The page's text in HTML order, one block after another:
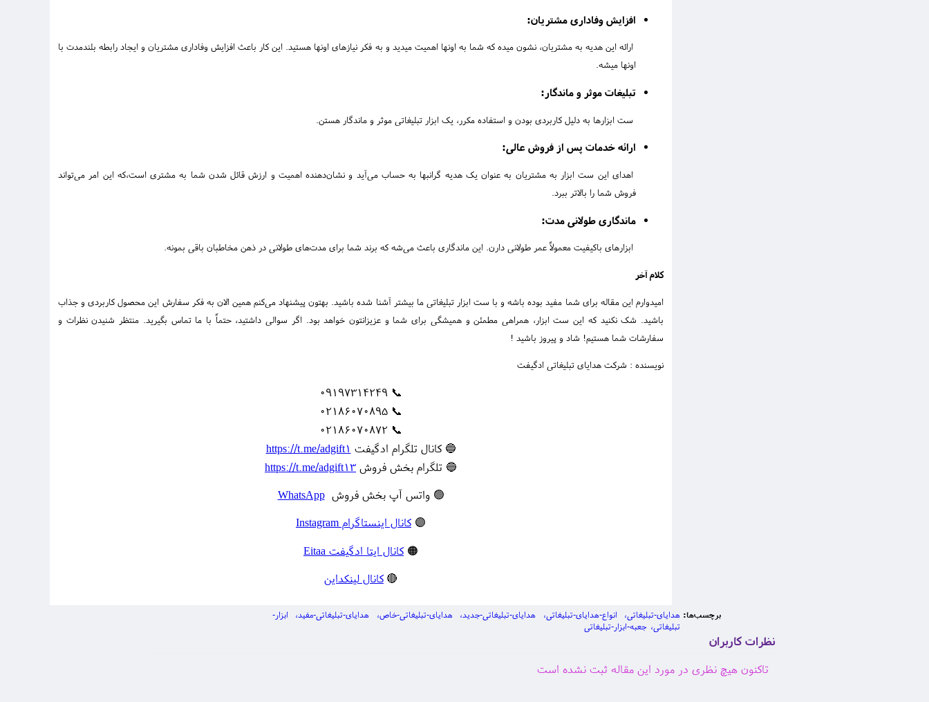
افزایش وفاداری مشتریان:
ارائه این هدیه به مشتریان، نشون میده که شما به اونها اهمیت میدید و به فکر نیازهای اونها هستید. این کار باعث افزایش وفاداری مشتریان و ایجاد رابطه بلندمدت با
اونها میشه.
تبلیغات موثر و ماندگار:
ست ابزارها به دلیل کاربردی بودن و استفاده مکرر، یک ابزار تبلیغاتی موثر و ماندگار هستن.
ارائه خدمات پس از فروش عالی:
اهدای این ست ابزار به مشتریان به عنوان یک هدیه گرانبها به حساب می‌آید و نشان‌دهنده اهمیت و ارزش قائل شدن شما به مشتری است،که این امر می‌تواند
فروش شما را بالاتر ببرد.
ماندگاری طولانی مدت:
ابزارهای باکیفیت معمولاً عمر طولانی دارن. این ماندگاری باعث می‌شه که برند شما برای مدت‌های طولانی در ذهن مخاطبان باقی بمونه.
کلام آخر
امیدوارم این مقاله برای شما مفید بوده باشه و با ست ابزار تبلیغاتی ما بیشتر آشنا شده باشید. بهتون پیشنهاد می‌کنم همین الان به فکر سفارش این محصول کاربردی و جذاب
باشید. شک نکنید که این ست ابزار، همراهی مطمئن و همیشگی برای شما و عزیزانتون خواهد بود. اگر سوالی داشتید، حتماً با ما تماس بگیرید. منتظر شنیدن نظرات و
سفارشات شما هستیم! شاد و پیروز باشید !
نویسنده : شرکت هدایای تبلیغاتی ادگیفت
📞 09197314249
📞 02186070895
📞 02186070872
🔵 کانال تلگرام ادگیفت https://t.me/adgift1
🔵 تلگرام بخش فروش https://t.me/adgift13
🟢 واتس آپ بخش فروشWhatsApp
🟣 کانال اینستاگرام Instagram
🟠 کانال ایتا ادگیفت Eitaa
🔴 کانال لینکداین
برچسب‌ها: هدایای-تبلیغاتی انواع-هدایای-تبلیغاتی هدایای-تبلیغاتی-جدید هدایای-تبلیغاتی-خاص هدایای-تبلیغاتی-مفید
ابزار-
تبلیغاتی
جعبه-ابزار-تبلیغاتی
نظرات کاربران
تاکنون هیچ نظری در مورد این مقاله ثبت نشده است